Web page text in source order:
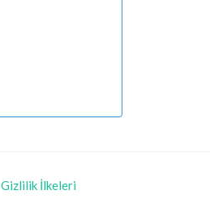
Gizlilik İlkeleri